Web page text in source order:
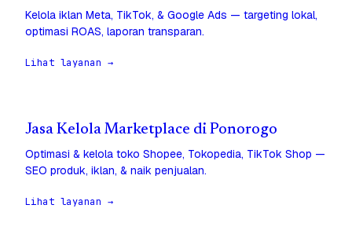
Kelola iklan Meta, TikTok, & Google Ads — targeting lokal,
optimasi ROAS, laporan transparan.
Lihat layanan →
Jasa Kelola Marketplace di Ponorogo
Optimasi & kelola toko Shopee, Tokopedia, TikTok Shop —
SEO produk, iklan, & naik penjualan.
Lihat layanan →